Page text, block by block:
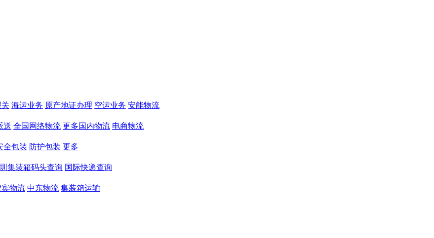
海运业务 原产地证办理 空运业务 安能物流
送 全国网络物流 更多国内物流 电商物流
全包装 防护包装 更多
集装箱码头查询 国际快递查询
物流 中东物流 集装箱运输